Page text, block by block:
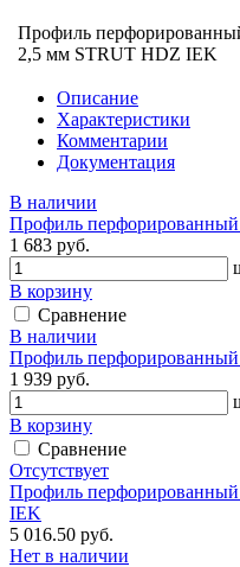
Профиль
2,5 мм STRUT HDZ IEK
Описание
Характеристики
Комментарии
Документация
В наличии
Профиль
1 683 руб.
В корзину
Сравнение
В наличии
Профиль
1 939 руб.
В корзину
Сравнение
Отсутствует
Профиль
IEK
5 016.50 руб.
Нет в наличии